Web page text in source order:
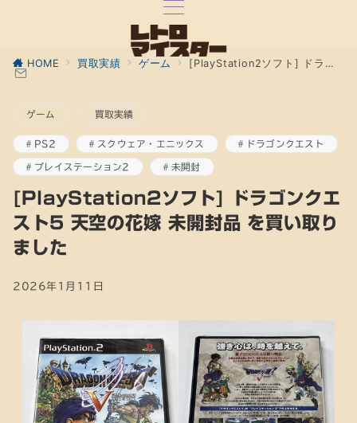
HOME 買取実績 ゲーム [PlayStation2ソフト] ドラゴンクエスト5 天空の花嫁 未開封品 を買い取りました
ゲーム 買取実績
PS2 スクウェア・エニックス ドラゴンクエスト
プレイステーション2 未開封
[PlayStation2ソフト] ドラゴンクエ
スト5 天空の花嫁 未開封品 を買い取り
ました
2026年1月11日